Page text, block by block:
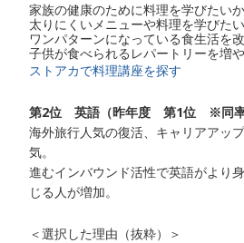
家族の健康のために料理を学びたいか
太りにくいメニューや料理を学びたい
ワンパターンになっている食生活を
子供が食べられるレパートリーを増や
ストアカで料理講座を探す
第2位 英語（昨年度 第1位 ※同率
海外旅行人気の復活、キャリアアッ
気。
進むインバウンド活性で英語がより
じる人が増加。
＜選択した理由（抜粋）＞